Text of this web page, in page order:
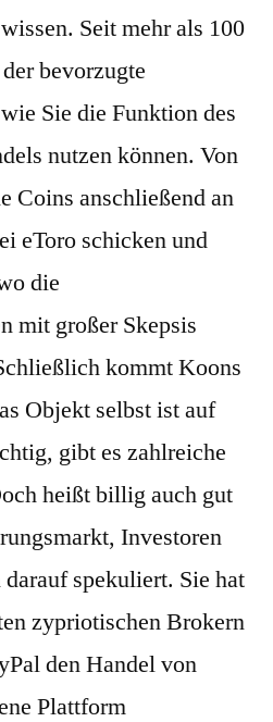
Seit mehr als 100
bevorzugte
Sie die Funktion des
nutzen können. Von
Coins anschließend an
eToro schicken und
die
mit großer Skepsis
kommt Koons
Objekt selbst ist auf
gibt es zahlreiche
heißt billig auch gut
Investoren
spekuliert. Sie hat
zypriotischen Brokern
den Handel von
Plattform